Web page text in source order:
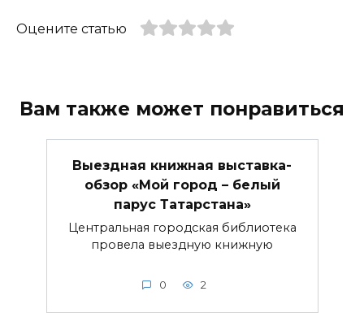
Оцените статью
Вам также может понравиться
Выездная книжная выставка-
обзор «Мой город – белый
парус Татарстана»
Центральная городская библиотека
провела выездную книжную
0 2